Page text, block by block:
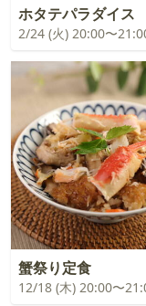
ホタテパラダイス
2/24 (火) 20:00〜
蟹祭り定食
12/18 (木) 20:00〜